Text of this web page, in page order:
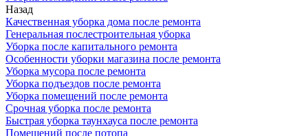
Назад
Качественная уборка дома после ремонта
Генеральная послестроительная уборка
Уборка после капитального ремонта
Особенности уборки магазина после ремонта
Уборка мусора после ремонта
Уборка подъездов после ремонта
Уборка помещений после ремонта
Срочная уборка после ремонта
Быстрая уборка таунхауса после ремонта
Помещений после потопа